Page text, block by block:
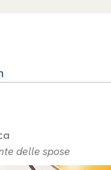
delle spose